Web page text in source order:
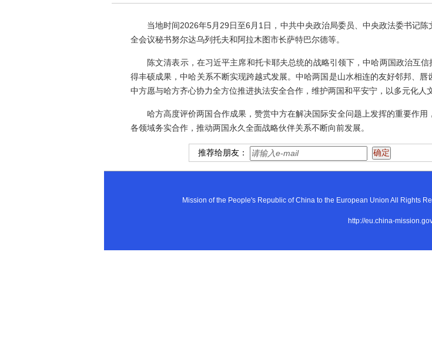
当地时间2026年5月29日至6月1日，中共中央政治局委员、中央政法委书记
全会议秘书努尔达乌列托夫和阿拉木图市长萨特巴尔德等。
陈文清表示，在习近平主席和托卡耶夫总统的战略引领下，中哈两国政治互
得丰硕成果，中哈关系不断实现跨越式发展。中哈两国是山水相连的友好邻邦、
中方愿与哈方齐心协力全方位推进执法安全合作，维护两国和平安宁，以多元化人
哈方高度评价两国合作成果，赞赏中方在解决国际安全问题上发挥的重要作
各领域务实合作，推动两国永久全面战略伙伴关系不断向前发展。
推荐给朋友：
Mission of the People's Republic of China to the European Union All Rights
http://eu.china-